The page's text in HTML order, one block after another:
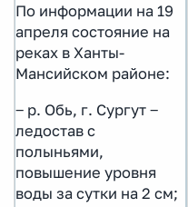
По информации на 19
апреля состояние на
реках в Ханты-
Мансийском районе:
‒ р. Обь, г. Сургут ‒
ледостав с
полыньями,
повышение уровня
воды за сутки на 2 см;